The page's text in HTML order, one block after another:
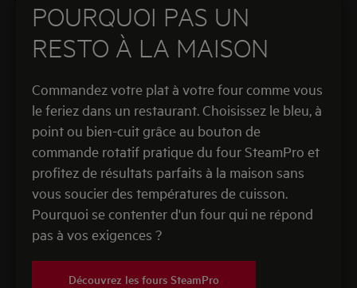
POURQUOI PAS UN
RESTO À LA MAISON
Commandez votre plat à votre four comme vous
le feriez dans un restaurant. Choisissez le bleu, à
point ou bien-cuit grâce au bouton de
commande rotatif pratique du four SteamPro et
profitez de résultats parfaits à la maison sans
vous soucier des températures de cuisson.
Pourquoi se contenter d'un four qui ne répond
pas à vos exigences ?
Découvrez les fours SteamPro